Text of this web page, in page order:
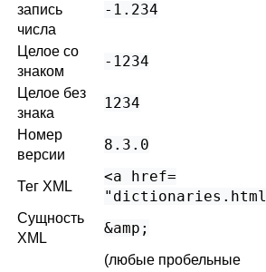
запись
числа
-1.234
Целое со
знаком
-1234
Целое без
знака
1234
Номер
версии
8.3.0
Тег XML
<a href=​
Сущность
XML
&amp;
(любые пробельные